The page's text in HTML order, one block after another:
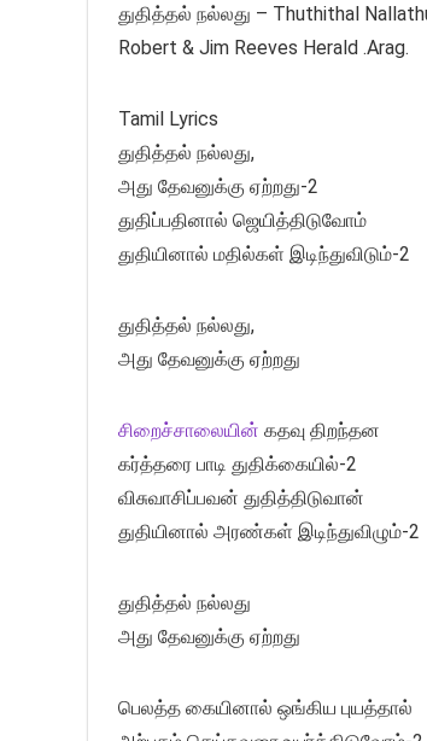
துதித்தல் நல்லது – Thuthithal
Robert & Jim Reeves Herald .Arag.
Tamil Lyrics
துதித்தல் நல்லது,
அது தேவனுக்கு ஏற்றது-2
துதிப்பதினால் ஜெயித்திடுவோம்
துதியினால் மதில்கள் இடிந்துவிடும்-2
துதித்தல் நல்லது,
அது தேவனுக்கு ஏற்றது
சிறைச்சாலையின் கதவு திறந்தன
கர்த்தரை பாடி துதிக்கையில்-2
விசுவாசிப்பவன் துதித்திடுவான்
துதியினால் அரண்கள் இடிந்துவிழும்-2
துதித்தல் நல்லது
அது தேவனுக்கு ஏற்றது
பெலத்த கையினால் ஒங்கிய புயத்தால்